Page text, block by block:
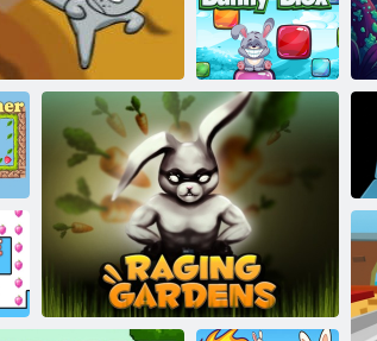
králík
Králičí kop
Bubble Shooter
velikonoční
zajíček
Králičí bloky